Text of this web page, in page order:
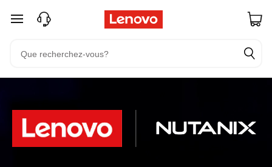
passer au contenu principal